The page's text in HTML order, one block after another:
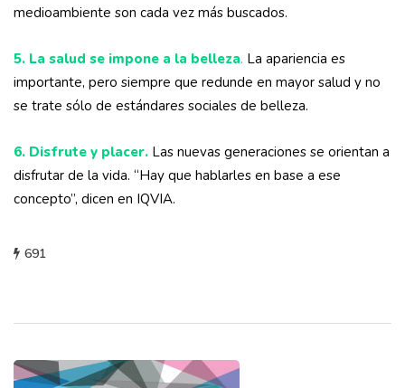
medioambiente son cada vez más buscados.
5. La salud se impone a la belleza. La apariencia es
importante, pero siempre que redunde en mayor salud y no
se trate sólo de estándares sociales de belleza.
6. Disfrute y placer. Las nuevas generaciones se orientan a
disfrutar de la vida. “Hay que hablarles en base a ese
concepto”, dicen en IQVIA.
691